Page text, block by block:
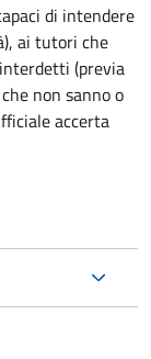
di intendere
ai tutori che
(previa
non sanno o
accerta